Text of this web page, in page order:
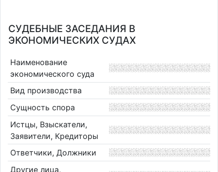
СУДЕБНЫЕ ЗАСЕДАНИЯ В
ЭКОНОМИЧЕСКИХ СУДАХ
Наименование
экономического суда
Вид производства
Сущность спора
Истцы, Взыскатели,
Заявители, Кредиторы
Ответчики, Должники
Другие лица,